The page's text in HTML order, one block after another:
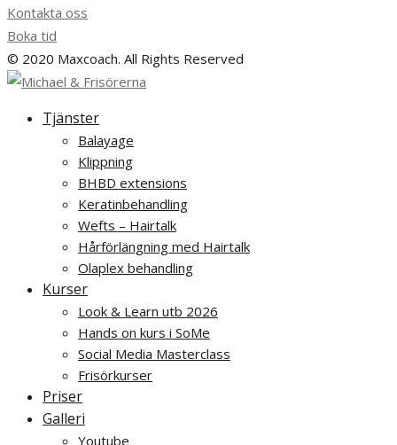
Kontakta oss
Boka tid
© 2020 Maxcoach. All Rights Reserved
Tjänster
Balayage
Klippning
BHBD extensions
Keratinbehandling
Wefts – Hairtalk
Hårförlängning med Hairtalk
Olaplex behandling
Kurser
Look & Learn utb 2026
Hands on kurs i SoMe
Social Media Masterclass
Frisörkurser
Priser
Galleri
Youtube